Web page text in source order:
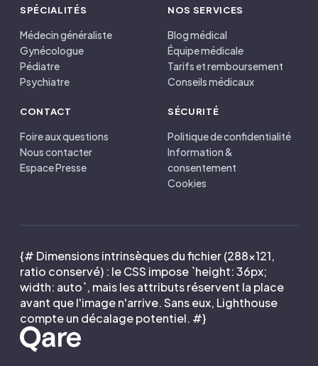
SPÉCIALITÉS
Médecin généraliste
Gynécologue
Pédiatre
Psychiatre
NOS SERVICES
Blog médical
Équipe médicale
Tarifs et remboursement
Conseils médicaux
CONTACT
Foire aux questions
Nous contacter
Espace Presse
SÉCURITÉ
Politique de confidentialité
Information &
consentement
Cookies
{# Dimensions intrinsèques du fichier (288×121,
ratio conservé) : le CSS impose `height: 36px;
width: auto`, mais les attributs réservent la place
avant que l'image n'arrive. Sans eux, Lighthouse
compte un décalage potentiel. #}